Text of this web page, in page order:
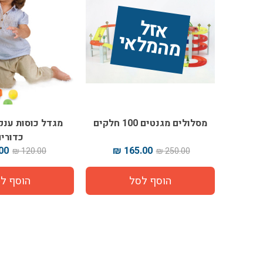
אז
ל
מ
ה
מ
ל
אי
מסלולים מגנטים 100 חלקים
250.00 ₪
165.00 ₪
מגדל כוסות
120.00 ₪
₪